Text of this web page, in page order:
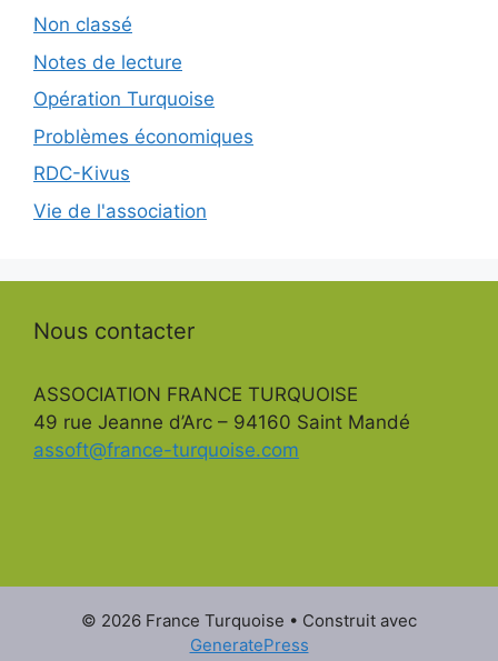
Non classé
Notes de lecture
Opération Turquoise
Problèmes économiques
RDC-Kivus
Vie de l'association
Nous contacter
ASSOCIATION FRANCE TURQUOISE
49 rue Jeanne d’Arc – 94160 Saint Mandé
assoft@france-turquoise.com
© 2026 France Turquoise • Construit avec
GeneratePress